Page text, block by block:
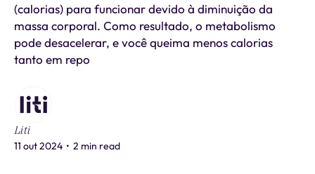
(calorias) para funcionar devido à diminuição da
massa corporal. Como resultado, o metabolismo
pode desacelerar, e você queima menos calorias
tanto em repo
Liti
11 out 2024 • 2 min read